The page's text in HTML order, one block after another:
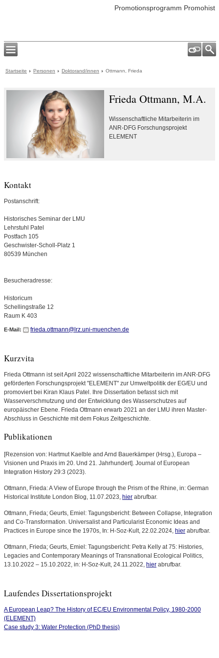
Promotionsprogramm Promohist
Startseite Personen Doktorand/innen Ottmann, Frieda
Frieda Ottmann, M.A.
Wissenschaftliche Mitarbeiterin im
ANR-DFG Forschungsprojekt
ELEMENT
Kontakt
Postanschrift:
Historisches Seminar der LMU
Lehrstuhl Patel
Postfach 105
Geschwister-Scholl-Platz 1
80539 München
Besucheradresse:
Historicum
Schellingstraße 12
Raum K 403
E-Mail: frieda.ottmann@lrz.uni-muenchen.de
Kurzvita
Frieda Ottmann ist seit April 2022 wissenschaftliche Mitarbeiterin im ANR-DFG
geförderten Forschungsprojekt "ELEMENT" zur Umweltpolitik der EG/EU und
promoviert bei Kiran Klaus Patel. Ihre Dissertation befasst sich mit
Wasserverschmutzung und der Entwicklung des Wasserschutzes auf
europäischer Ebene. Frieda Ottmann erwarb 2021 an der LMU ihren Master-
Abschluss in Geschichte mit dem Fokus Zeitgeschichte.
Publikationen
[Rezension von: Hartmut Kaelble and Arnd Bauerkämper (Hrsg.), Europa –
Visionen und Praxis im 20. Und 21. Jahrhundert]. Journal of European
Integration History 29:3 (2023).
Ottmann, Frieda: A View of Europe through the Prism of the Rhine, in: German
Historical Institute London Blog, 11.07.2023, hier abrufbar.
Ottmann, Frieda; Geurts, Emiel: Tagungsbericht: Between Collapse, Integration
and Co-Transformation. Universalist and Particularist Economic Ideas and
Practices in Europe since the 1970s, In: H-Soz-Kult, 22.02.2024, hier abrufbar.
Ottmann, Frieda; Geurts, Emiel: Tagungsbericht: Petra Kelly at 75: Histories,
Legacies and Contemporary Meanings of Transnational Ecological Politics,
13.10.2022 – 15.10.2022, in: H-Soz-Kult, 24.11.2022, hier abrufbar.
Laufendes Dissertationsprojekt
A European Leap? The History of EC/EU Environmental Policy, 1980-2000
(ELEMENT)
Case study 3: Water Protection (PhD thesis)